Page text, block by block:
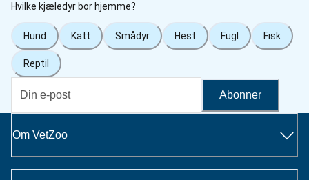
Hvilke kjæledyr bor hjemme?
Hund Katt Smådyr Hest Fugl Fisk
Reptil
Abonner
Om VetZoo